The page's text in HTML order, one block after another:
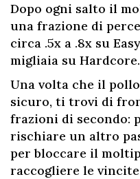
Dopo ogni salto il
una frazione di
circa .5x a .8x su
migliaia su Hardcore.
Una volta che il
sicuro, ti trovi di
frazioni di secondo:
rischiare un altro
per bloccare il
raccogliere le